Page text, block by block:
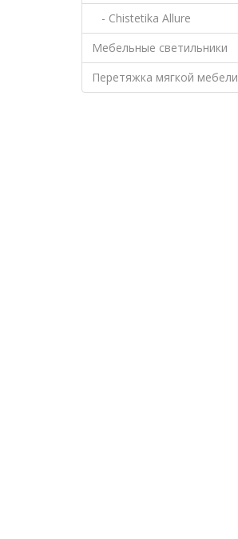
- Chistetika Allure
Мебельные светильники
Перетяжка мягкой мебели